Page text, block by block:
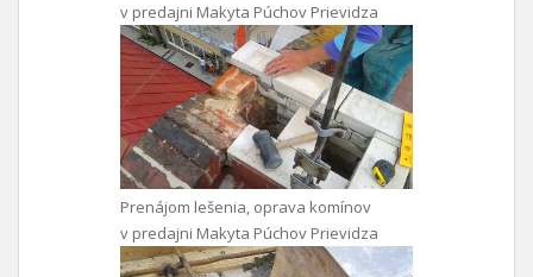
v predajni Makyta Púchov Prievidza
Prenájom lešenia, oprava komínov
v predajni Makyta Púchov Prievidza